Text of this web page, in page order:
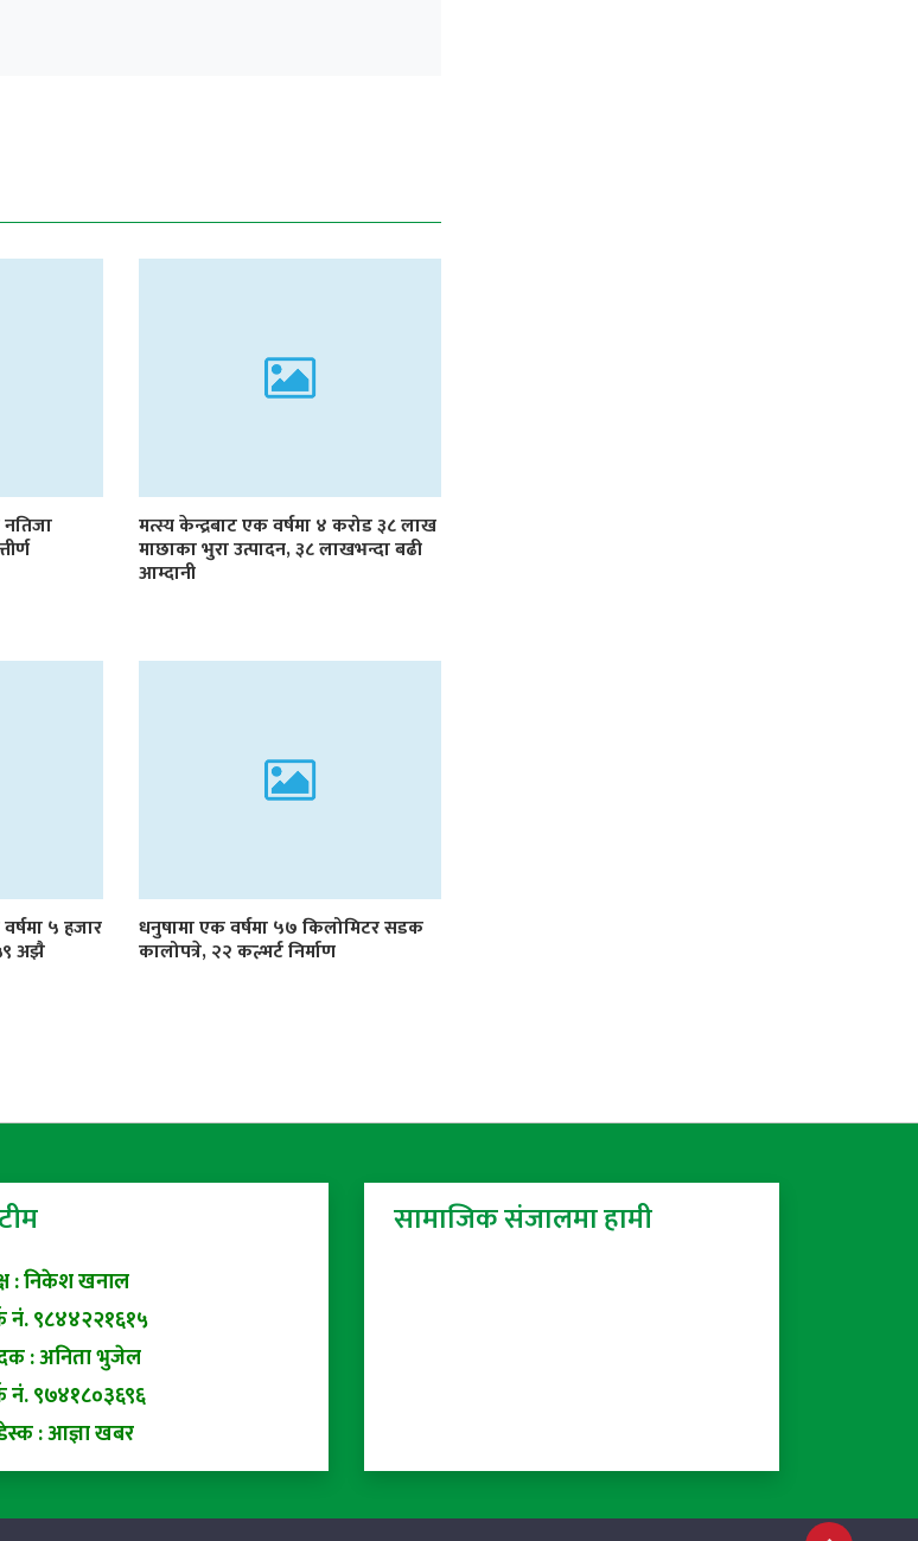
नतिजा मत्स्य केन्द्रबाट एक वर्षमा ४ करोड ३८ लाख
माछाका भुरा उत्पादन, ३८ लाखभन्दा बढी
आम्दानी
५ हजार
अझै
धनुषामा एक वर्षमा ५७ किलोमिटर सडक
कालोपत्रे, २२ कल्भर्ट निर्माण
: निकेश खनाल
नं. ९८४४२२१६१५
: अनिता भुजेल
नं. ९७४१८०३६९६
: आज्ञा खबर
सामाजिक संजालमा हामी